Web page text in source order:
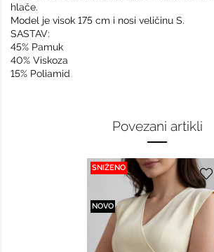
hlače.
Model je visok 175 cm i nosi veličinu S.
SASTAV:
45% Pamuk
40% Viskoza
15% Poliamid
Povezani artikli
SNIŽENO
NOVO